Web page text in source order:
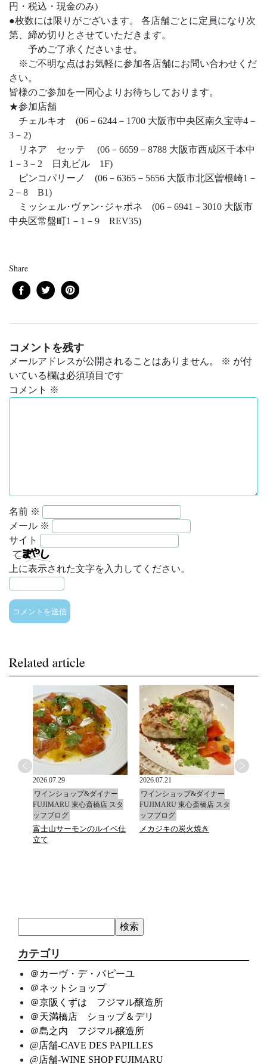
円・税込・現金のみ)
●枚数には限りがございます。 各店舗ごとに定員になり次
第、締め切りとさせていただきます。
予めご了承くださいませ。
※ご不明な点はお気軽に参加各店舗にお問い合わせくだ
さい。
皆様のご参加を一同心よりお待ちしております。
★参加店舗
チェルキオ (06－6244－1700 大阪市中央区南久宝寺4－
3－2)
リネア セッテ (06－6659－8788 大阪市西成区千本中
1－3－2 日丸ビル 1F)
ピンコパリーノ (06－6365－5656 大阪市北区曽根崎1－
2－8 B1)
ミッシェル･ヴァン･ジャポネ (06－6941－3010 大阪市
中央区常盤町1－1－9 REV35)
Share
コメントを残す
メールアドレスが公開されることはありません。 ※ が付
いている欄は必須項目です
コメント ※
名前 ※
メール ※
サイト
上に表示された文字を入力してください。
2026.07.29
ワインショップ&ダイナー
FUJIMARU 東心斎橋店 スタ
ッフブログ
富士山サーモンのルイベ仕
立て
2026.07.21
ワインショップ&ダイナー
FUJIMARU 東心斎橋店 スタ
ッフブログ
メカジキの炭火焼き
カテゴリ
＠カーヴ・デ・パピーユ
＠ネットショップ
＠京阪くずは フジマル醸造所
＠天満橋店 ショップ＆デリ
＠島之内 フジマル醸造所
@店舗-CAVE DES PAPILLES
@店舗-WINE SHOP FUJIMARU